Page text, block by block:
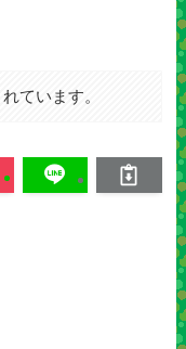
ています。